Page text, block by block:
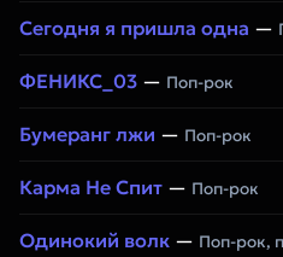
Сегодня я пришла одна —
ФЕНИКС_03 — Поп-рок
Бумеранг лжи — Поп-рок
Карма Не Спит — Поп-рок
Одинокий волк — Поп-рок,